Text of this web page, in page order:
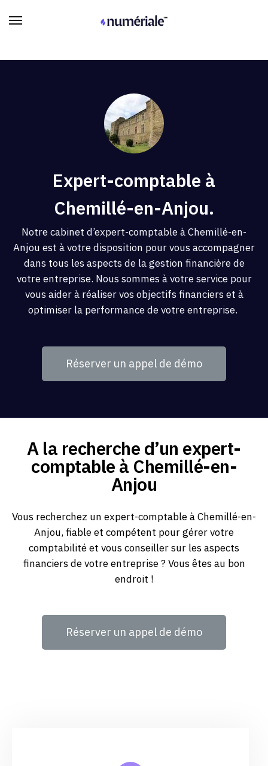
Expert-comptable à
Chemillé-en-Anjou.
Notre cabinet d’expert-comptable à Chemillé-en-
Anjou est à votre disposition pour vous accompagner
dans tous les aspects de la gestion financière de
votre entreprise. Nous sommes à votre service pour
vous aider à réaliser vos objectifs financiers et à
optimiser la performance de votre entreprise.
Réserver un appel de démo
A la recherche d’un expert-
comptable à Chemillé-en-
Anjou
Vous recherchez un expert-comptable à Chemillé-en-
Anjou, fiable et compétent pour gérer votre
comptabilité et vous conseiller sur les aspects
financiers de votre entreprise ? Vous êtes au bon
endroit !
Réserver un appel de démo